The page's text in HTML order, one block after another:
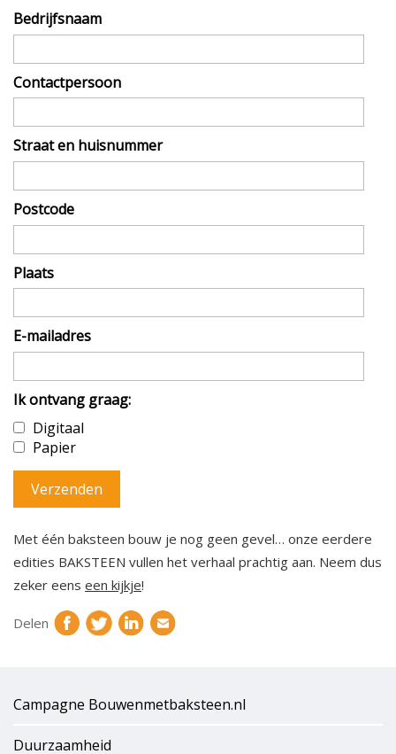
Campagne Bouwenmetbaksteen.nl
Duurzaamheid
Bedrijfsnaam
Contactpersoon
Straat en huisnummer
Postcode
Plaats
E-mailadres
Ik ontvang graag:
Digitaal
Papier
Met één baksteen bouw je nog geen gevel… onze eerdere
edities BAKSTEEN vullen het verhaal prachtig aan. Neem dus
zeker eens een kijkje!
Delen